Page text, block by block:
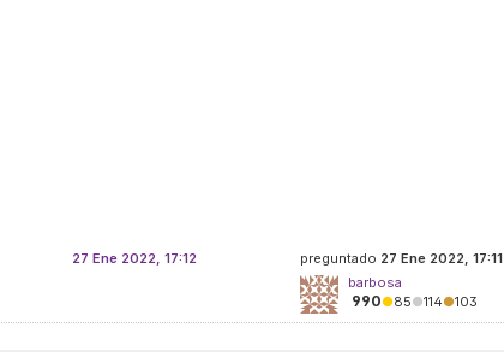
preguntado 27 Ene 2022, 17:11
barbosa
990●85●114●103
27 Ene 2022, 17:12